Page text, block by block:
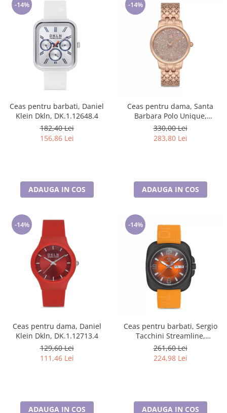
-14%
Ceas pentru barbati, Daniel
Klein Dkln, DK.1.12648.4
182,40 Lei
156,86 Lei
ADAUGA IN COS
-14%
Ceas pentru dama, Santa
Barbara Polo Unique,
SB.1.10127.2
330,00 Lei
283,80 Lei
ADAUGA IN COS
-14%
Ceas pentru dama, Daniel
Klein Dkln, DK.1.12713.4
129,60 Lei
111,46 Lei
ADAUGA IN COS
-14%
Ceas pentru barbati, Sergio
Tacchini Streamline,
ST.1.10092.3
261,60 Lei
224,98 Lei
ADAUGA IN COS